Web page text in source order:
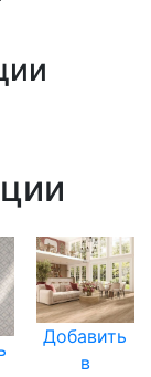
Добавить
в